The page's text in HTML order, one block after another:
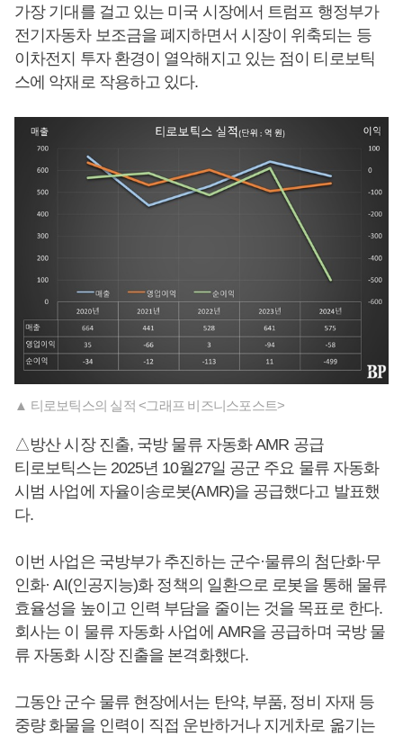
가장 기대를 걸고 있는 미국 시장에서 트럼프 행정부가
전기자동차 보조금을 폐지하면서 시장이 위축되는 등
이차전지 투자 환경이 열악해지고 있는 점이 티로보틱
스에 악재로 작용하고 있다.
▲ 티로보틱스의 실적 <그래프 비즈니스포스트>
△방산 시장 진출, 국방 물류 자동화 AMR 공급
티로보틱스는 2025년 10월27일 공군 주요 물류 자동화
시범 사업에 자율이송로봇(AMR)을 공급했다고 발표했
다.
이번 사업은 국방부가 추진하는 군수·물류의 첨단화·무
인화· AI(인공지능)화 정책의 일환으로 로봇을 통해 물류
효율성을 높이고 인력 부담을 줄이는 것을 목표로 한다.
회사는 이 물류 자동화 사업에 AMR을 공급하며 국방 물
류 자동화 시장 진출을 본격화했다.
그동안 군수 물류 현장에서는 탄약, 부품, 정비 자재 등
중량 화물을 인력이 직접 운반하거나 지게차로 옮기는